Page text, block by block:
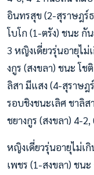
อินทรสุข (2-สุราษฎร์
โบโก (1-ตรัง) ชนะ
3 หญิงเดี่ยวรุ่นอายุไ
งกูร (สงขลา) ชนะ โช
ลิสา มีแสง (4-สุราษฎ
รอบชิงชนะเลิศ ชาลิ
ชยางกูร (สงขลา) 4-
หญิงเดี่ยวรุ่นอายุไม่เ
เพชร (1-สงขลา) ชน